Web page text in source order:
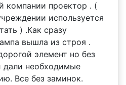
компании проектор . (
используется
) .Как сразу
вышла из строя .
элемент но без
дали необходимые
Все без заминок.